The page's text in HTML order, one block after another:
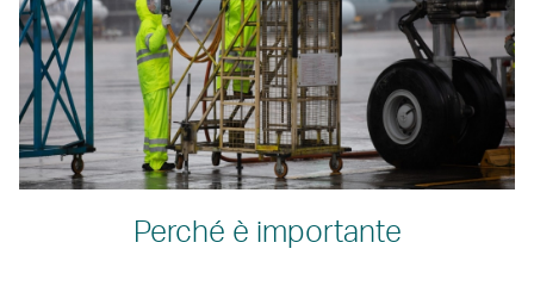
Perché è importante